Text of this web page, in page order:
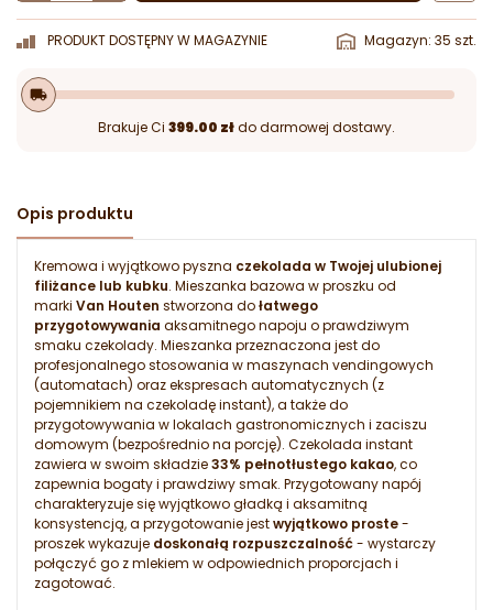
PRODUKT DOSTĘPNY W MAGAZYNIE Magazyn: 35 szt.
local_shipping
Brakuje Ci 399.00 złdo darmowej dostawy.
Opis produktu
Kremowa i wyjątkowo pyszna czekolada w Twojej ulubionej
filiżance lub kubku. Mieszanka bazowa w proszku od
marki Van Houten stworzona dołatwego
przygotowywania aksamitnego napoju o prawdziwym
smaku czekolady. Mieszanka przeznaczona jest do
profesjonalnego stosowania w maszynach vendingowych
(automatach) oraz ekspresach automatycznych (z
pojemnikiem na czekoladę instant), a także do
przygotowywania w lokalach gastronomicznych i zaciszu
domowym (bezpośrednio na porcję). Czekolada instant
zawiera w swoim składzie33% pełnotłustego kakao, co
zapewnia bogaty i prawdziwy smak. Przygotowany napój
charakteryzuje się wyjątkowo gładką i aksamitną
konsystencją, a przygotowanie jestwyjątkowo proste-
proszek wykazuje doskonałą rozpuszczalność- wystarczy
połączyć go z mlekiem w odpowiednich proporcjach i
zagotować.